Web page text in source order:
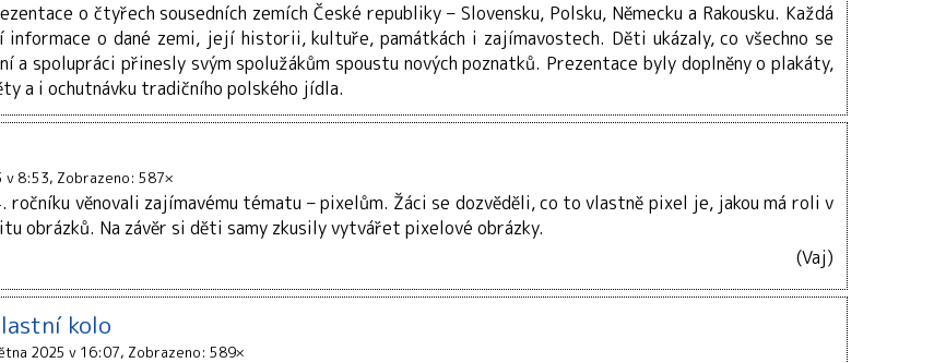
o čtyřech sousedních zemích České republiky – Slovensku, Polsku, Německu a Rakousku. Každá
informace o dané zemi, její historii, kultuře, památkách i zajímavostech. Děti ukázaly, co všechno se
a spolupráci přinesly svým spolužákům spoustu nových poznatků. Prezentace byly doplněny o plakáty,
a i ochutnávku tradičního polského jídla.
v 8:53 Zobrazeno: 587×
ročníku věnovali zajímavému tématu – pixelům. Žáci se dozvěděli, co to vlastně pixel je, jakou má roli v
obrázků. Na závěr si děti samy zkusily vytvářet pixelové obrázky.
(Vaj)
kolo
2025 v 16:07 Zobrazeno: 589×